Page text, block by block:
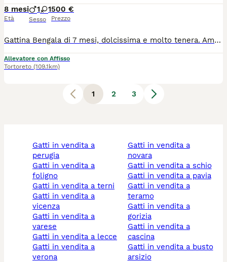
8 mesi
Età
1 1
Sesso
500 €
Prezzo
Gattina Bengala di 7 mesi, dolcissima e molto tenera. Ama le coccole. Educata, pulita e rispettosa degli spazi. Ottimo salute vaccinata, sterilizzata Cerco per lei una famiglia amorevole, senza altri animali in casa, che possa dedicarle attenzioni e affetto Il pedigree, microchip su richiesta
Allevatore con Affisso
Tortoreto (109.1km)
1 2 3
gatti in vendita a
perugia
gatti in vendita a
foligno
gatti in vendita a terni
gatti in vendita a
vicenza
gatti in vendita a
varese
gatti in vendita a lecce
gatti in vendita a
verona
gatti in vendita a
novara
gatti in vendita a schio
gatti in vendita a pavia
gatti in vendita a
teramo
gatti in vendita a
gorizia
gatti in vendita a
cascina
gatti in vendita a busto
arsizio